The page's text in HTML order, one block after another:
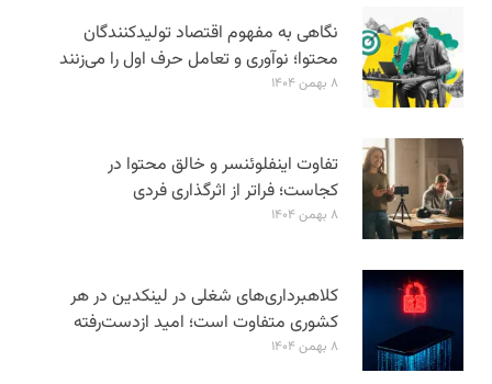
نگاهی به مفهوم اقتصاد تولیدکنندگان
محتوا؛ نوآوری و تعامل حرف اول را می‌زنند
۸ بهمن ۱۴۰۴
تفاوت اینفلوئنسر و خالق محتوا در
کجاست؛ فراتر از اثرگذاری فردی
۸ بهمن ۱۴۰۴
کلاهبرداری‌های شغلی در لینکدین در هر
کشوری متفاوت است؛ امید ازدست‌رفته
۸ بهمن ۱۴۰۴